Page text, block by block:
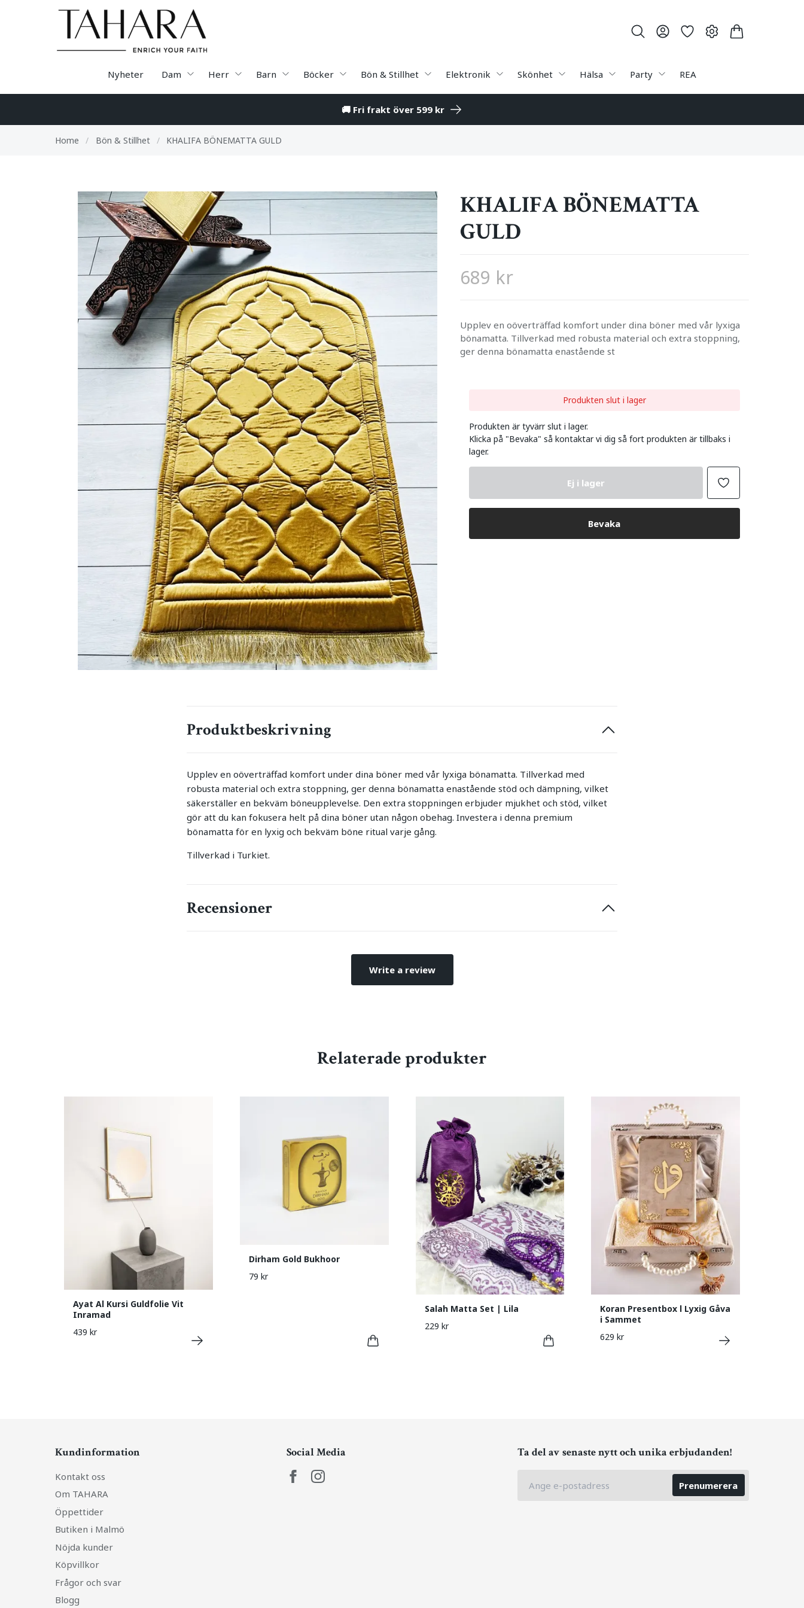
Nyheter Dam Herr Barn Böcker Bön & Stillhet Elektronik Skönhet Hälsa Party REA
🚚 Fri frakt över 599 kr
Home / Bön & Stillhet / KHALIFA BÖNEMATTA GULD
KHALIFA BÖNEMATTA
GULD
689 kr
Upplev en oöverträffad komfort under dina böner med vår lyxiga
bönamatta. Tillverkad med robusta material och extra stoppning,
ger denna bönamatta enastående st
Produkten slut i lager
Produkten är tyvärr slut i lager.
Klicka på "Bevaka" så kontaktar vi dig så fort produkten är tillbaks i
lager.
Ej i lager
Bevaka
Produktbeskrivning
Upplev en oöverträffad komfort under dina böner med vår lyxiga bönamatta. Tillverkad med
robusta material och extra stoppning, ger denna bönamatta enastående stöd och dämpning, vilket
säkerställer en bekväm böneupplevelse. Den extra stoppningen erbjuder mjukhet och stöd, vilket
gör att du kan fokusera helt på dina böner utan någon obehag. Investera i denna premium
bönamatta för en lyxig och bekväm böne ritual varje gång.
Tillverkad i Turkiet.
Recensioner
Write a review
Relaterade produkter
Ayat Al Kursi Guldfolie Vit
Inramad
439 kr
Dirham Gold Bukhoor
79 kr
Salah Matta Set | Lila
229 kr
Koran Presentbox l Lyxig Gåva
i Sammet
629 kr
Kundinformation
Kontakt oss
Om TAHARA
Öppettider
Butiken i Malmö
Nöjda kunder
Köpvillkor
Frågor och svar
Blogg
Social Media Ta del av senaste nytt och unika erbjudanden!
Prenumerera